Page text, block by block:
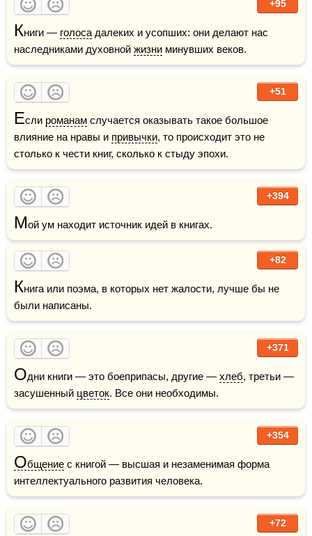
+95
Книги — голоса далеких и усопших: они делают нас
наследниками духовной жизни минувших веков.
+51
Если романам случается оказывать такое большое
влияние на нравы и привычки, то происходит это не
столько к чести книг, сколько к стыду эпохи.
+394
Мой ум находит источник идей в книгах.
+82
Книга или поэма, в которых нет жалости, лучше бы не
были написаны.
+371
Одни книги — это боеприпасы, другие — хлеб, третьи —
засушенный цветок. Все они необходимы.
+354
Общение с книгой — высшая и незаменимая форма
интеллектуального развития человека.
+72